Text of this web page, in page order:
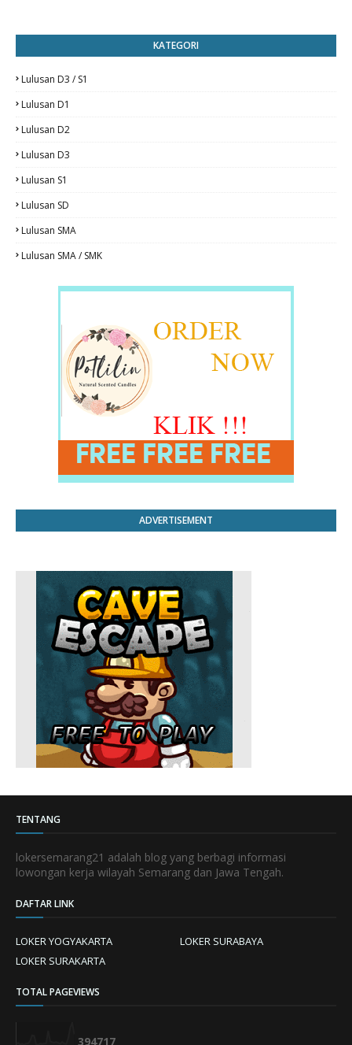
KATEGORI
Lulusan D3 / S1
Lulusan D1
Lulusan D2
Lulusan D3
Lulusan S1
Lulusan SD
Lulusan SMA
Lulusan SMA / SMK
ADVERTISEMENT
TENTANG
lokersemarang21 adalah blog yang berbagi informasi
lowongan kerja wilayah Semarang dan Jawa Tengah.
DAFTAR LINK
LOKER YOGYAKARTA
LOKER SURABAYA
LOKER SURAKARTA
TOTAL PAGEVIEWS
394717